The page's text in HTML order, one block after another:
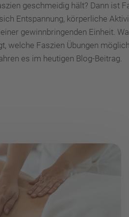
geschmeidig hält? Dann ist
Entspannung, körperliche
gewinnbringenden Einheit.
welche Faszien Übungen
es im heutigen Blog-Beitrag.